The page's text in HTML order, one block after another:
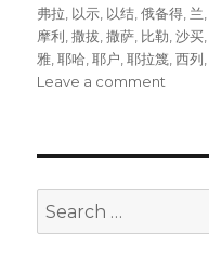
弗拉 以示 以结 ,俄备得 兰
摩利 ,撒拔 ,撒萨 比勒 ,沙买
雅 ,耶哈 ,耶户 ,耶拉篾 ,西列
Leave a comment
后
Search
for: